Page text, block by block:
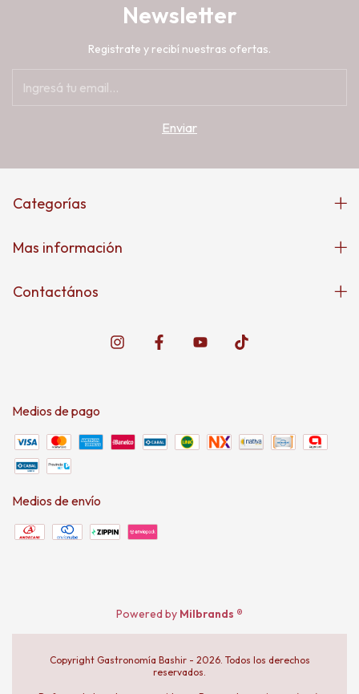
Newsletter
Registrate y recibí nuestras ofertas.
Categorías
Mas información
Contactános
Medios de pago
Medios de envío
Powered by Milbrands ®
Copyright Gastronomía Bashir - 2026. Todos los derechos
reservados.